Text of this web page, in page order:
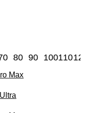
80 90 100110
Max